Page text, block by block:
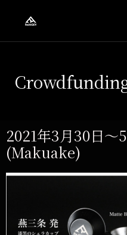
2021年3月30日〜
(Makuake)